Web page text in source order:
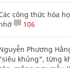
công thức hóa
106
Phương
khủng", từng